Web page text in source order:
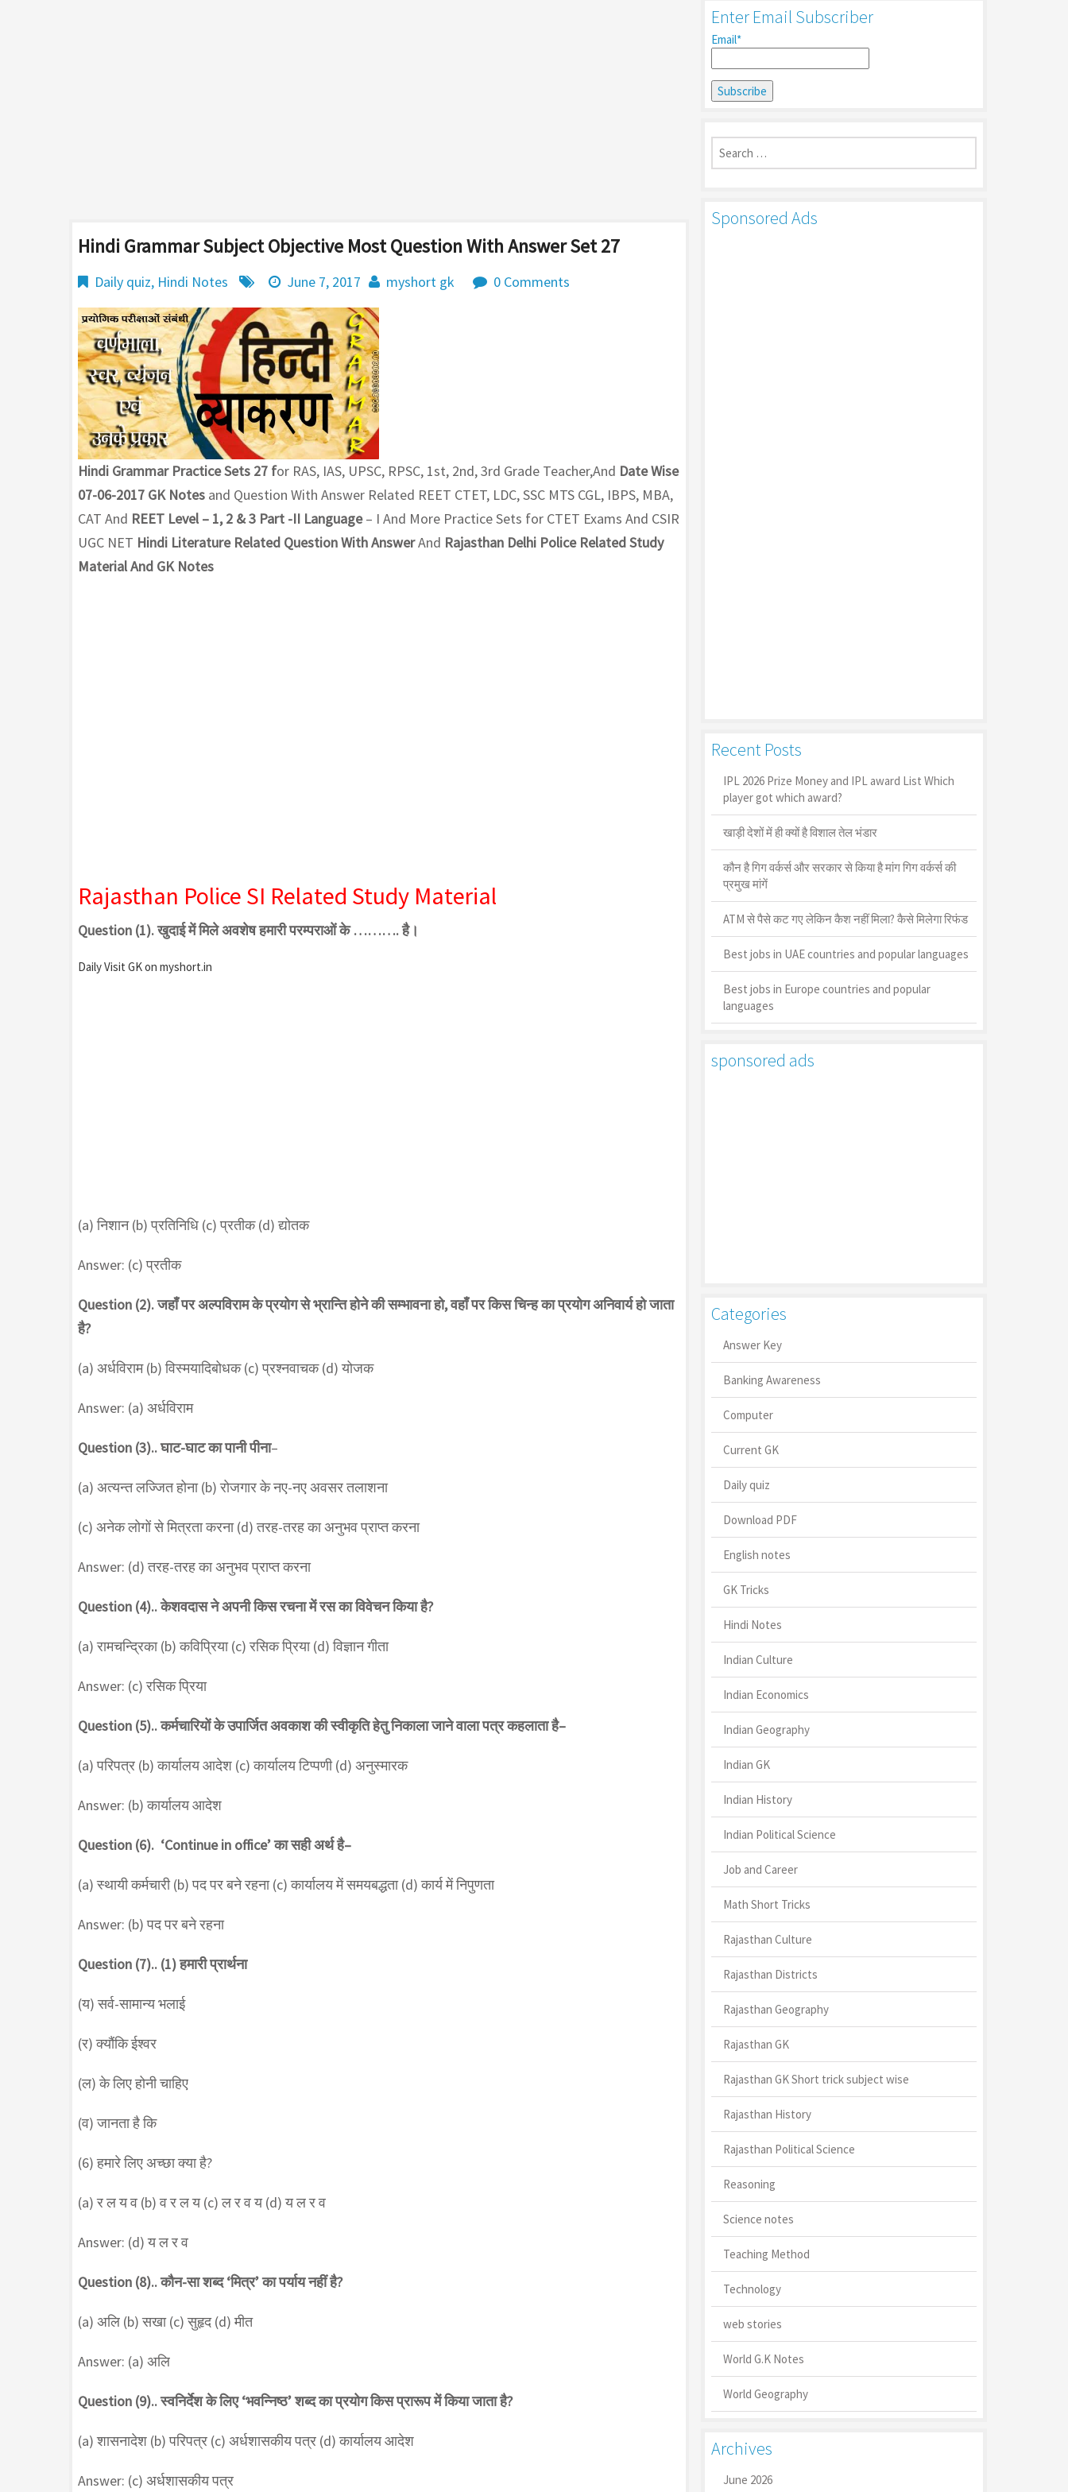
Hindi Grammar Subject Objective Most Question With Answer Set 27
Daily quiz, Hindi Notes June 7, 2017 myshort gk 0 Comments
Hindi Grammar Practice Sets 27 for RAS, IAS, UPSC, RPSC, 1st, 2nd, 3rd Grade Teacher,And Date Wise
07-06-2017 GK Notes and Question With Answer Related REET CTET, LDC, SSC MTS CGL, IBPS, MBA,
CAT And REET Level – 1, 2 & 3 Part -II Language– I And More Practice Sets for CTET Exams And CSIR
UGC NET Hindi Literature Related Question With AnswerAnd Rajasthan Delhi Police Related Study
Material And GK Notes
Rajasthan Police SI Related Study Material
Question (1). खुदाई में मिले अवशेष हमारी परम्पराओं के ………. है।
Daily Visit GK on myshort.in
(a) निशान (b) प्रतिनिधि (c) प्रतीक (d) द्योतक
Answer: (c) प्रतीक
Question (2). जहाँ पर अल्पविराम के प्रयोग से भ्रान्ति होने की सम्भावना हो, वहाँ पर किस चिन्ह का प्रयोग अनिवार्य हो जाता
है?
(a) अर्धविराम (b) विस्मयादिबोधक (c) प्रश्नवाचक (d) योजक
Answer: (a) अर्धविराम
Question (3).. घाट-घाट का पानी पीना–
(a) अत्यन्त लज्जित होना (b) रोजगार के नए-नए अवसर तलाशना
(c) अनेक लोगों से मित्रता करना (d) तरह-तरह का अनुभव प्राप्त करना
Answer: (d) तरह-तरह का अनुभव प्राप्त करना
Question (4).. केशवदास ने अपनी किस रचना में रस का विवेचन किया है?
(a) रामचन्द्रिका (b) कविप्रिया (c) रसिक प्रिया (d) विज्ञान गीता
Answer: (c) रसिक प्रिया
Question (5).. कर्मचारियों के उपार्जित अवकाश की स्वीकृति हेतु निकाला जाने वाला पत्र कहलाता है–
(a) परिपत्र (b) कार्यालय आदेश (c) कार्यालय टिप्पणी (d) अनुस्मारक
Answer: (b) कार्यालय आदेश
Question (6). ‘Continue in office’ का सही अर्थ है–
(a) स्थायी कर्मचारी (b) पद पर बने रहना (c) कार्यालय में समयबद्धता (d) कार्य में निपुणता
Answer: (b) पद पर बने रहना
Question (7).. (1) हमारी प्रार्थना
(य) सर्व-सामान्य भलाई
(र) क्यौंकि ईश्वर
(ल) के लिए होनी चाहिए
(व) जानता है कि
(6) हमारे लिए अच्छा क्या है?
(a) र ल य व (b) व र ल य (c) ल र व य (d) य ल र व
Answer: (d) य ल र व
Question (8).. कौन-सा शब्द ‘मित्र’ का पर्याय नहीं है?
(a) अलि (b) सखा (c) सुहृद (d) मीत
Answer: (a) अलि
Question (9).. स्वनिर्देश के लिए ‘भवन्निष्ठ’ शब्द का प्रयोग किस प्रारूप में किया जाता है?
(a) शासनादेश (b) परिपत्र (c) अर्धशासकीय पत्र (d) कार्यालय आदेश
Answer: (c) अर्धशासकीय पत्र
Enter Email Subscriber
Email*
Search
for:
Sponsored Ads
Recent Posts
IPL 2026 Prize Money and IPL award List Which
player got which award?
खाड़ी देशों में ही क्यों है व‍िशाल तेल भंडार
कौन है गिग वर्कर्स और सरकार से किया है मांग गिग वर्कर्स की
प्रमुख मांगें
ATM से पैसे कट गए लेकिन कैश नहीं मिला? कैसे मिलेगा रिफंड
Best jobs in UAE countries and popular languages
Best jobs in Europe countries and popular
languages
sponsored ads
Categories
Answer Key
Banking Awareness
Computer
Current GK
Daily quiz
Download PDF
English notes
GK Tricks
Hindi Notes
Indian Culture
Indian Economics
Indian Geography
Indian GK
Indian History
Indian Political Science
Job and Career
Math Short Tricks
Rajasthan Culture
Rajasthan Districts
Rajasthan Geography
Rajasthan GK
Rajasthan GK Short trick subject wise
Rajasthan History
Rajasthan Political Science
Reasoning
Science notes
Teaching Method
Technology
web stories
World G.K Notes
World Geography
Archives
June 2026